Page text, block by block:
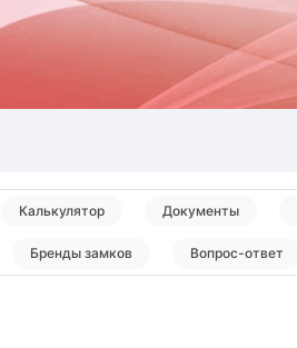
Калькулятор Документы
Бренды замков Вопрос-ответ